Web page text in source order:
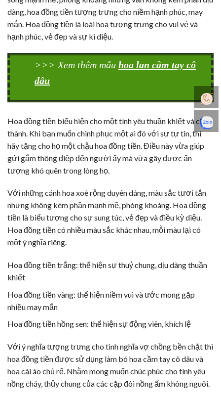
dàng, hoa đồng tiền tượng trưng cho niềm hạnh phúc, may
mắn. Hoa đồng tiền là loài hoa tượng trưng cho vui vẻ và
hạnh phúc, vẻ đẹp và sự kì diệu.
>>> Xem thêm mẫu hoa lan cầm tay cô
dâu
Hoa đồng tiền biểu hiện cho một tình yêu thuần khiết và chân
thành. Khi bạn muốn chinh phục một ai đó với sự tự tin, thì
hãy tặng cho họ một chậu hoa đồng tiền. Điều này vừa giúp
gửi gắm thông điệp đến người ấy mà vừa gây được ấn
tượng khó quên trong lòng họ.
Với những cánh hoa xoè rộng duyên dáng, màu sắc tươi tắn
nhưng không kém phần mạnh mẽ, phóng khoáng. Hoa đồng
tiền là biểu tượng cho sự sung túc, vẻ đẹp và điều kỳ diệu.
Hoa đồng tiền có nhiều màu sắc khác nhau, mỗi màu lại có
một ý nghĩa riêng.
Hoa đồng tiền trắng: thể hiện sự thuỷ chung, dịu dàng thuần
khiết
Hoa đồng tiền vàng: thể hiện niềm vui và ước mong gặp
nhiều may mắn
Hoa đồng tiền hồng sen: thể hiện sự động viên, khích lệ
Với ý nghĩa tượng trưng cho tình nghĩa vợ chồng bền chặt thì
hoa đồng tiền được sử dụng làm bó hoa cầm tay cô dâu và
hoa cài áo chủ rể. Nhằm mong muốn chúc phúc cho tình yêu
nồng cháy, thủy chung của các cặp đôi nồng ấm không nguôi.